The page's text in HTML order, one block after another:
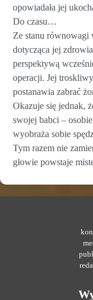
opowiadała jej
Do czasu…
Ze stanu równowagi
dotycząca jej
perspektywą
operacji. Jej
postanawia zabrać
Okazuje się jednak,
swojej babci –
wyobraża sobie
Tym razem nie
głowie powstaje